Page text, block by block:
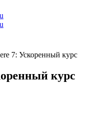
7: Ускоренный курс
курс